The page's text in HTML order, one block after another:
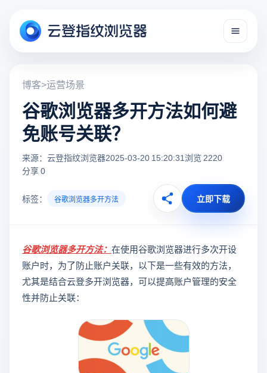
博客>运营场景
谷歌浏览器多开方法如何避
免账号关联？
来源：云登指纹浏览器2025-03-20 15:20:31浏览 2220
分享 0
标签： 谷歌浏览器多开方法 立即下载
谷歌浏览器多开方法： 在使用谷歌浏览器进行多次开设
账户时，为了防止账户关联，以下是一些有效的方法，
尤其是结合云登多开浏览器，可以提高账户管理的安全
性并防止关联：